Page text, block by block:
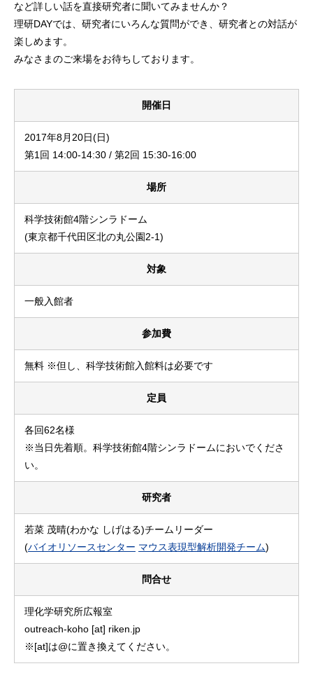
など詳しい話を直接研究者に聞いてみませんか？
理研DAYでは、研究者にいろんな質問ができ、研究者との対話が
楽しめます。
みなさまのご来場をお待ちしております。
開催日
2017年8月20日(日)
第1回 14:00-14:30 / 第2回 15:30-16:00
場所
科学技術館4階シンラドーム
(東京都千代田区北の丸公園2-1)
対象
一般入館者
参加費
無料 ※但し、科学技術館入館料は必要です
定員
各回62名様
※当日先着順。科学技術館4階シンラドームにおいでくださ
い。
研究者
若菜 茂晴(わかな しげはる)チームリーダー
(バイオリソースセンター マウス表現型解析開発チーム)
問合せ
理化学研究所広報室
outreach-koho [at] riken.jp
※[at]は@に置き換えてください。